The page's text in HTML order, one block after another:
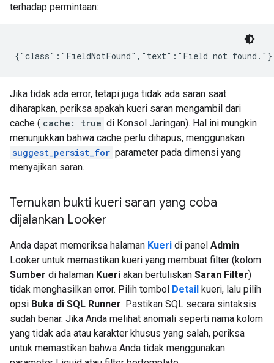
terhadap permintaan:
Jika tidak ada error, tetapi juga tidak ada saran saat
diharapkan, periksa apakah kueri saran mengambil dari
cache ( cache: true di Konsol Jaringan). Hal ini mungkin
menunjukkan bahwa cache perlu dihapus, menggunakan
suggest_persist_for parameter pada dimensi yang
menyajikan saran.
Temukan bukti kueri saran yang coba
dijalankan Looker
Anda dapat memeriksa halaman Kueri di panel Admin
Looker untuk memastikan kueri yang membuat filter (kolom
Sumber di halaman Kueri akan bertuliskan Saran Filter)
tidak menghasilkan error. Pilih tombol Detail kueri, lalu pilih
opsi Buka di SQL Runner. Pastikan SQL secara sintaksis
sudah benar. Jika Anda melihat anomali seperti nama kolom
yang tidak ada atau karakter khusus yang salah, periksa
untuk memastikan bahwa Anda tidak menggunakan